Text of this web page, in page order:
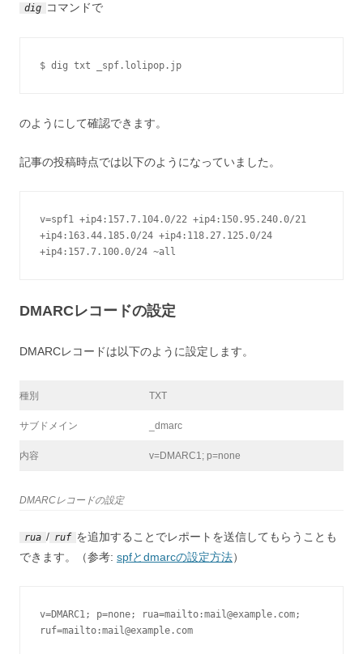
dig コマンドで
$ dig txt _spf.lolipop.jp
のようにして確認できます。
記事の投稿時点では以下のようになっていました。
v=spf1 +ip4:157.7.104.0/22 +ip4:150.95.240.0/21
+ip4:163.44.185.0/24 +ip4:118.27.125.0/24
+ip4:157.7.100.0/24 ~all
DMARCレコードの設定
DMARCレコードは以下のように設定します。
種別 TXT
サブドメイン _dmarc
内容 v=DMARC1; p=none
DMARCレコードの設定
rua / ruf を追加することでレポートを送信してもらうことも
できます。（参考: spfとdmarcの設定方法）
v=DMARC1; p=none; rua=mailto:mail@example.com;
ruf=mailto:mail@example.com